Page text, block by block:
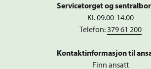
Servicetorget og
Kl. 09.00-14.00
Telefon:379 61 200
Kontaktinformasjon til
Finn ansatt